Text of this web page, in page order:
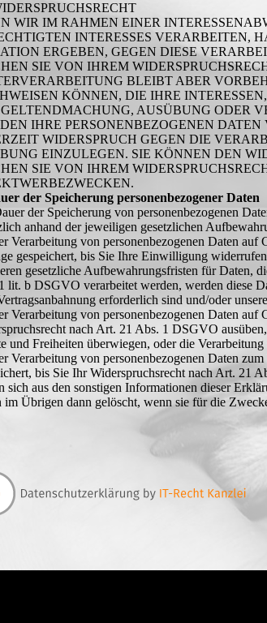
WIR IM RAHMEN EINER
INTERESSES VERARBEITEN,
ERGEBEN, GEGEN DIESE
SIE VON IHREM
BLEIBT ABER
KÖNNEN, DIE IHRE
AUSÜBUNG ODER
IHRE PERSONENBEZOGENEN
WIDERSPRUCH GEGEN DIE
EINZULEGEN. SIE KÖNNEN DEN
SIE VON IHREM
der Speicherung personenbezogener Daten
der Speicherung von personenbezogenen
anhand der jeweiligen gesetzlichen
Verarbeitung von personenbezogenen Daten
gespeichert, bis Sie Ihre Einwilligung
gesetzliche Aufbewahrungsfristen für Daten,
lit. b DSGVO verarbeitet werden, werden diese
erforderlich sind und/oder
Verarbeitung von personenbezogenen Daten
nach Art. 21 Abs. 1 DSGVO
und Freiheiten überwiegen, oder die
Verarbeitung von personenbezogenen Daten
bis Sie Ihr Widerspruchsrecht nach Art. 21
sich aus den sonstigen Informationen dieser
im Übrigen dann gelöscht, wenn sie für die